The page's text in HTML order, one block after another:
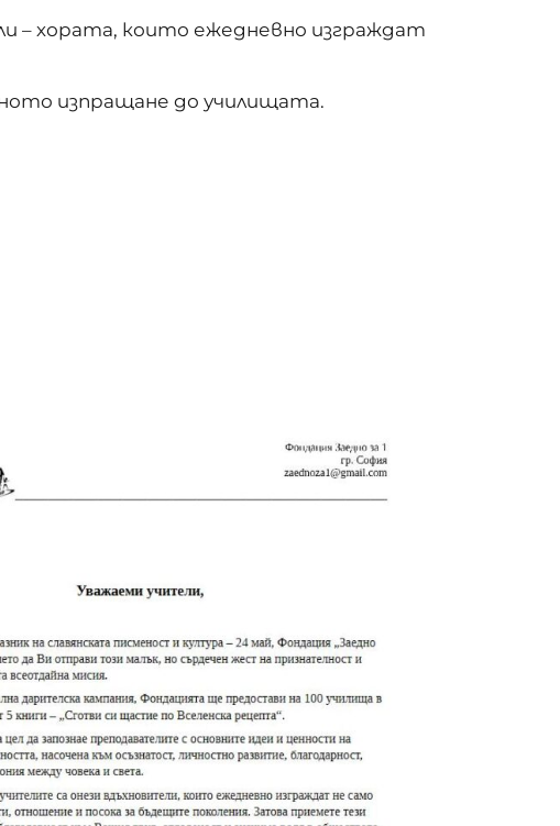
– хората, които ежедневно изграждат
изпращане до училищата.